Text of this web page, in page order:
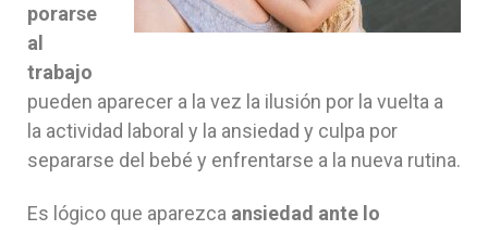
porarse
al
trabajo
pueden aparecer a la vez la ilusión por la vuelta a
la actividad laboral y la ansiedad y culpa por
separarse del bebé y enfrentarse a la nueva rutina.
Es lógico que aparezca ansiedad ante lo